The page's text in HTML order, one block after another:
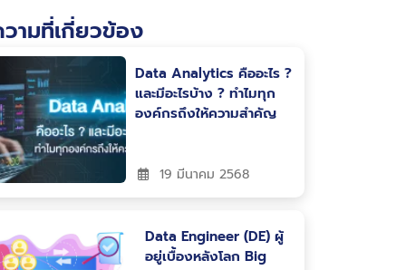
ามที่เกี่ยวข้อง
Data Analytics คืออะไร ?
และมีอะไรบ้าง ? ทำไมทุก
องค์กรถึงให้ความสำคัญ
19 มีนาคม 2568
Data Engineer (DE) ผู้
อยู่เบื้องหลังโลก Big